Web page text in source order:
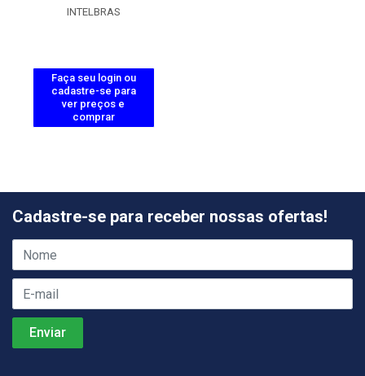
INTELBRAS
Faça seu login ou
cadastre-se para
ver preços e
comprar
Cadastre-se para receber nossas ofertas!